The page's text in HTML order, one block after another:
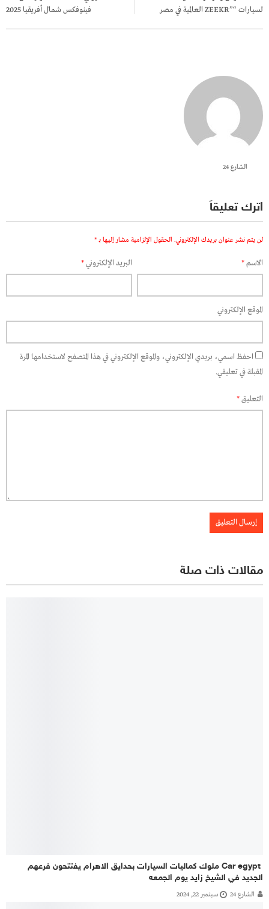
لـسيارات “”ZEEKR العالمية في مصر
فينوفكس شمال أفريقيا 2025
الشارع 24
اترك تعليقاً
لن يتم نشر عنوان بريدك الإلكتروني. الحقول الإلزامية مشار إليها بـ *
الاسم* البريد الإلكتروني*
الموقع الإلكتروني
احفظ اسمي، بريدي الإلكتروني، والموقع الإلكتروني في هذا المتصفح لاستخدامها المرة
المقبلة في تعليقي.
التعليق*
مقالات ذات صلة
‏ Car egypt ملوك كماليات السيارات بحدايق الاهرام يفتتحون فرعهم
الجديد في الشيخ زايد يوم الجمعه
الشارع 24 سبتمبر 22, 2024